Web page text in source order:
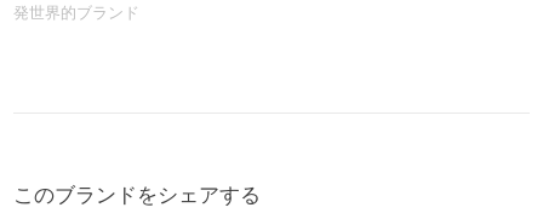
発世界的ブランド
このブランドをシェアする